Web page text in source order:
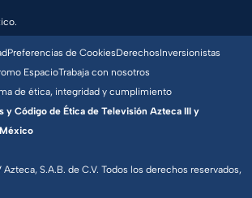
S.A.B. de C.V. Todos los derechos reservados,
Preferencias de CookiesDerechosInversionistas
EspacioTrabaja con nosotros
de ética, integridad y cumplimiento
y Código de Ética de Televisión Azteca III y